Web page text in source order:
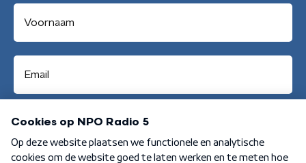
Aanmelden